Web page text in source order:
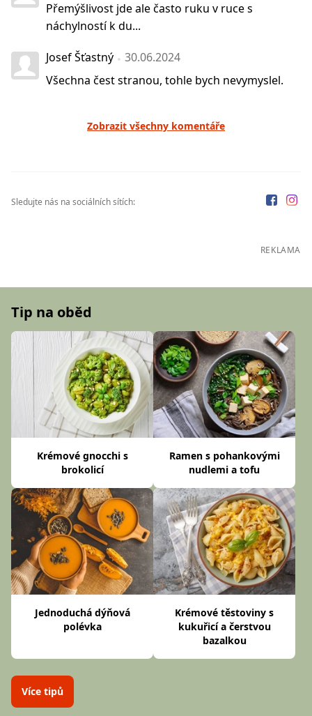
Přemýšlivost jde ale často ruku v ruce s
náchylností k du...
Josef Šťastný
30.06.2024
Všechna čest stranou, tohle bych nevymyslel.
Zobrazit všechny komentáře
Sledujte nás na sociálních sítích:
REKLAMA
Tip na oběd
Krémové gnocchi s
brokolicí
Ramen s pohankovými
nudlemi a tofu
Jednoduchá dýňová
polévka
Krémové těstoviny s
kukuřicí a čerstvou
bazalkou
Více tipů